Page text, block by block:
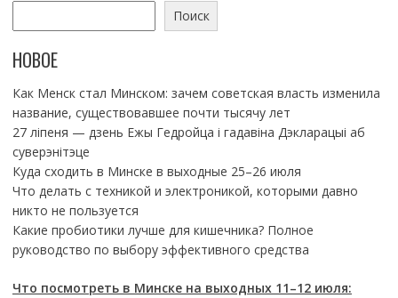
Поиск
НОВОЕ
Как Менск стал Минском: зачем советская власть изменила
название, существовавшее почти тысячу лет
27 ліпеня — дзень Ежы Гедройца і гадавіна Дэкларацыі аб
суверэнітэце
Куда сходить в Минске в выходные 25–26 июля
Что делать с техникой и электроникой, которыми давно
никто не пользуется
Какие пробиотики лучше для кишечника? Полное
руководство по выбору эффективного средства
Что посмотреть в Минске на выходных 11–12 июля: